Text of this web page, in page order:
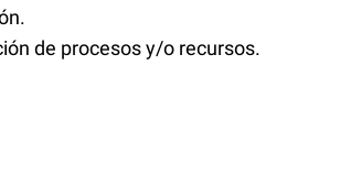
de procesos y/o recursos.